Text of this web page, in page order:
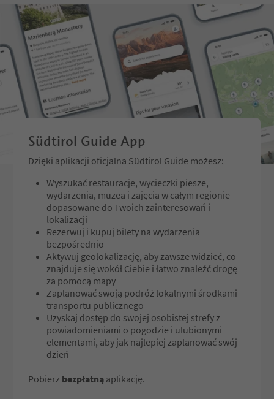
o the path no.15, this path leads t
o an unlabeled but highly visible
way again down to the trail no.15.
You walk past the "Stallwies- and
Greithof" and from there follow t
he marking 15A. Once the path lea
ds out of the forest, the trek conti
nues left and returns through the
forest path no.8 back to "Niederh
of".
Südtirol Guide App
Dzięki aplikacji oficjalna Südtirol Guide możesz:
Wyszukać restauracje, wycieczki piesze,
wydarzenia, muzea i zajęcia w całym regionie —
dopasowane do Twoich zainteresowań i
lokalizacji
Rezerwuj i kupuj bilety na wydarzenia
bezpośrednio
Aktywuj geolokalizację, aby zawsze widzieć, co
znajduje się wokół Ciebie i łatwo znaleźć drogę
za pomocą mapy
Zaplanować swoją podróż lokalnymi środkami
transportu publicznego
Uzyskaj dostęp do swojej osobistej strefy z
powiadomieniami o pogodzie i ulubionymi
elementami, aby jak najlepiej zaplanować swój
dzień
Pobierz bezpłatną aplikację.